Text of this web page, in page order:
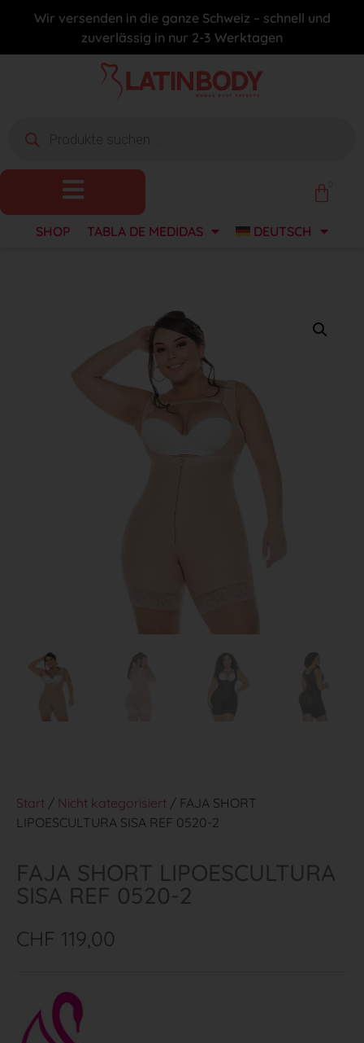
Wir versenden in die ganze Schweiz – schnell und
zuverlässig in nur 2-3 Werktagen
SHOP TABLA DE MEDIDAS DEUTSCH
Start / Nicht kategorisiert / FAJA SHORT
LIPOESCULTURA SISA REF 0520-2
FAJA SHORT LIPOESCULTURA
SISA REF 0520-2
CHF 119,00